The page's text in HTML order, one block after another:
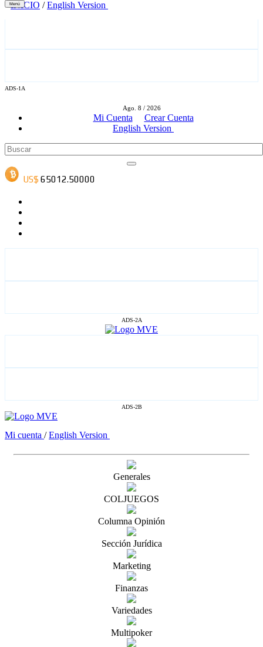
ADS-1A
Ago. 8 / 2026
Mi Cuenta
Crear Cuenta
English Version
ADS-2A
ADS-2B
Menú
INICIO /English Version
Mi cuenta /English Version
Generales
COLJUEGOS
Columna Opinión
Sección Jurídica
Marketing
Finanzas
Variedades
Multipoker
ADS-3B